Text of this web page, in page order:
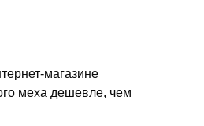
магазине
меха дешевле, чем